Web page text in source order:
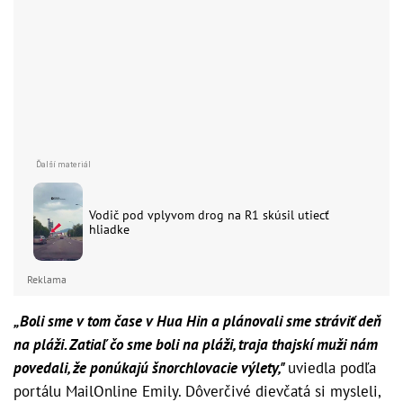
Vodič pod vplyvom drog na R1 skúsil utiecť
hliadke
Reklama
„Boli sme v tom čase v Hua Hin a plánovali sme stráviť deň
na pláži. Zatiaľ čo sme boli na pláži, traja thajskí muži nám
povedali, že ponúkajú šnorchlovacie výlety,"uviedla podľa
portálu MailOnline Emily. Dôverčivé dievčatá si mysleli,